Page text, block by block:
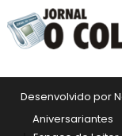
Desenvolvido por
Aniversariantes